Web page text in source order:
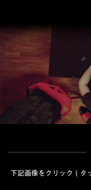
下記画像をクリック（タ